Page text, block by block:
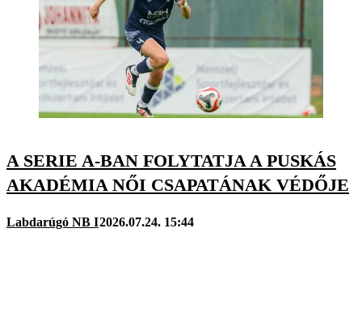
A SERIE A-BAN FOLYTATJA A PUSKÁS
AKADÉMIA NŐI CSAPATÁNAK VÉDŐJE
Labdarúgó NB I2026.07.24. 15:44